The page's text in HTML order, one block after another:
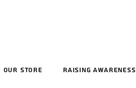
Raising Awareness
Our Store